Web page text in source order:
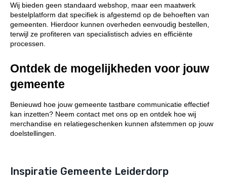
Wij bieden geen standaard webshop, maar een maatwerk
bestelplatform dat specifiek is afgestemd op de behoeften van
gemeenten. Hierdoor kunnen overheden eenvoudig bestellen,
terwijl ze profiteren van specialistisch advies en efficiënte
processen.
Ontdek de mogelijkheden voor jouw
gemeente
Benieuwd hoe jouw gemeente tastbare communicatie effectief
kan inzetten? Neem contact met ons op en ontdek hoe wij
merchandise en relatiegeschenken kunnen afstemmen op jouw
doelstellingen.
Inspiratie Gemeente Leiderdorp